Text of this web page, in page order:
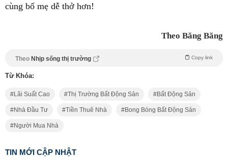
cùng bố mẹ dễ thở hơn!
Theo Băng Băng
Theo Nhịp sống thị trường Copy link
Từ Khóa:
Lãi Suất Cao Thị Trường Bất Động Sản Bất Động Sản
Nhà Đầu Tư Tiền Thuê Nhà Bong Bóng Bất Động Sản
Người Mua Nhà
TIN MỚI CẬP NHẬT